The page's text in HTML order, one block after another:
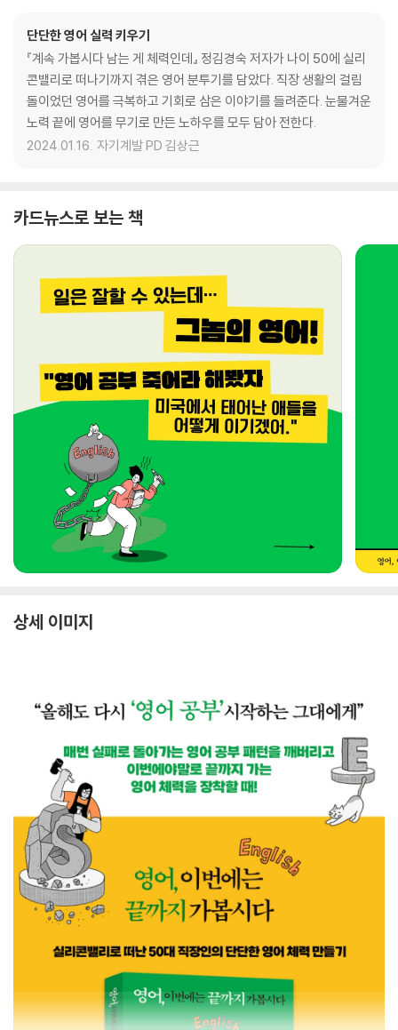
단단한 영어 실력 키우기
『계속 가봅시다 남는 게 체력인데』 정김경숙 저자가 나이 50에 실리
콘밸리로 떠나기까지 겪은 영어 분투기를 담았다. 직장 생활의 걸림
돌이었던 영어를 극복하고 기회로 삼은 이야기를 들려준다. 눈물겨운
노력 끝에 영어를 무기로 만든 노하우를 모두 담아 전한다.
2024.01.16. 자기계발 PD 김상근
카드뉴스로 보는 책
상세 이미지